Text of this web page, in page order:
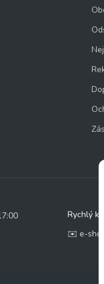
Rychlý
✉️ e-